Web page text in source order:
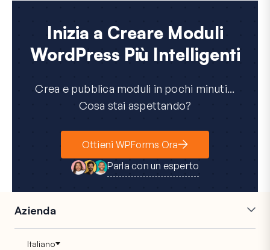
Inizia a Creare Moduli
WordPress Più Intelligenti
Crea e pubblica moduli in pochi minuti...
Cosa stai aspettando?
Ottieni WPForms Ora
Parla con un esperto
Azienda